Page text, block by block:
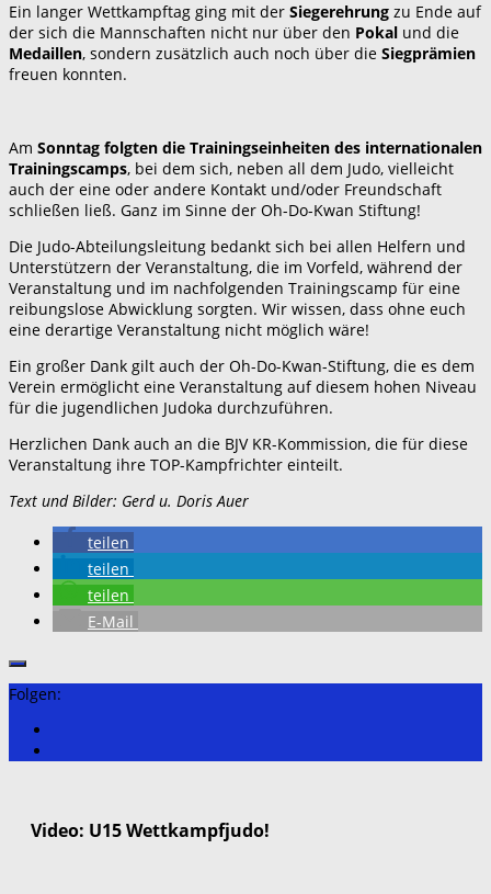
Ein langer Wettkampftag ging mit der Siegerehrung zu Ende auf
der sich die Mannschaften nicht nur über den Pokal und die
Medaillen, sondern zusätzlich auch noch über die Siegprämien
freuen konnten.
Am Sonntag folgten die Trainingseinheiten des internationalen
Trainingscamps, bei dem sich, neben all dem Judo, vielleicht
auch der eine oder andere Kontakt und/oder Freundschaft
schließen ließ. Ganz im Sinne der Oh-Do-Kwan Stiftung!
Die Judo-Abteilungsleitung bedankt sich bei allen Helfern und
Unterstützern der Veranstaltung, die im Vorfeld, während der
Veranstaltung und im nachfolgenden Trainingscamp für eine
reibungslose Abwicklung sorgten. Wir wissen, dass ohne euch
eine derartige Veranstaltung nicht möglich wäre!
Ein großer Dank gilt auch der Oh-Do-Kwan-Stiftung, die es dem
Verein ermöglicht eine Veranstaltung auf diesem hohen Niveau
für die jugendlichen Judoka durchzuführen.
Herzlichen Dank auch an die BJV KR-Kommission, die für diese
Veranstaltung ihre TOP-Kampfrichter einteilt.
Text und Bilder: Gerd u. Doris Auer
teilen
teilen
teilen
E-Mail
Folgen:
Video: U15 Wettkampfjudo!